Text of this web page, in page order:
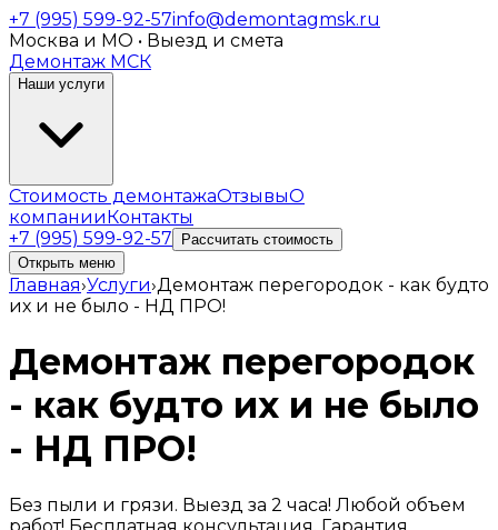
+7 (995) 599-92-57info@demontagmsk.ru
Москва и МО • Выезд и смета
Демонтаж МСК
Наши услуги
Стоимость демонтажаОтзывыО
компанииКонтакты
+7 (995) 599-92-57
Рассчитать стоимость
Открыть меню
Главная›Услуги›Демонтаж перегородок - как будто
их и не было - НД ПРО!
Демонтаж перегородок
- как будто их и не было
- НД ПРО!
Без пыли и грязи. Выезд за 2 часа! Любой объем